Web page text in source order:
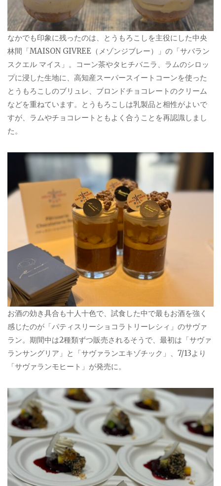
なかでも印象に残ったのは、とうもろこしを主役にした中央
林間「MAISON GIVREE（メゾンジブレー）」の「サバラン
スクエル マイス」。コーン茶やタヒチバニラ、ラムのシロッ
プに浸した生地に、高知産スーパースイートコーンを使った
とうもろこしのブリュレ、ブロンドチョコレートのクリーム
などを重ねています。とうもろこしは乳製品と相性がよいで
すが、ラムやチョコレートともよく合うことを再認識しまし
た。
お酒の効き具合も十人十色で、試食した中で最もお酒を強く
感じたのが「パティスリーショコラトリーレシィ」のサヴァ
ラン。期間中は2種類ずつ販売されるそうで、最初は「サヴァ
ランサングリア」と「サヴァランエキゾチック」、7/13より
「サヴァランモヒート」が発売に。